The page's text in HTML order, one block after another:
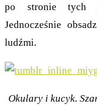
po stronie tych
Jednocześnie
ludźmi.
Okulary i kucyk.